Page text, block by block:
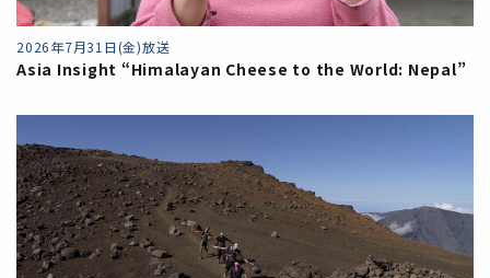
2026年7月31日(金)放送
Asia Insight “Himalayan Cheese to the World: Nepal”